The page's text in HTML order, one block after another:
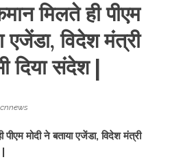
मिलते ही पीएम
एजेंडा, विदेश मंत्री
दिया संदेश |
मोदी ने बताया एजेंडा, विदेश मंत्री